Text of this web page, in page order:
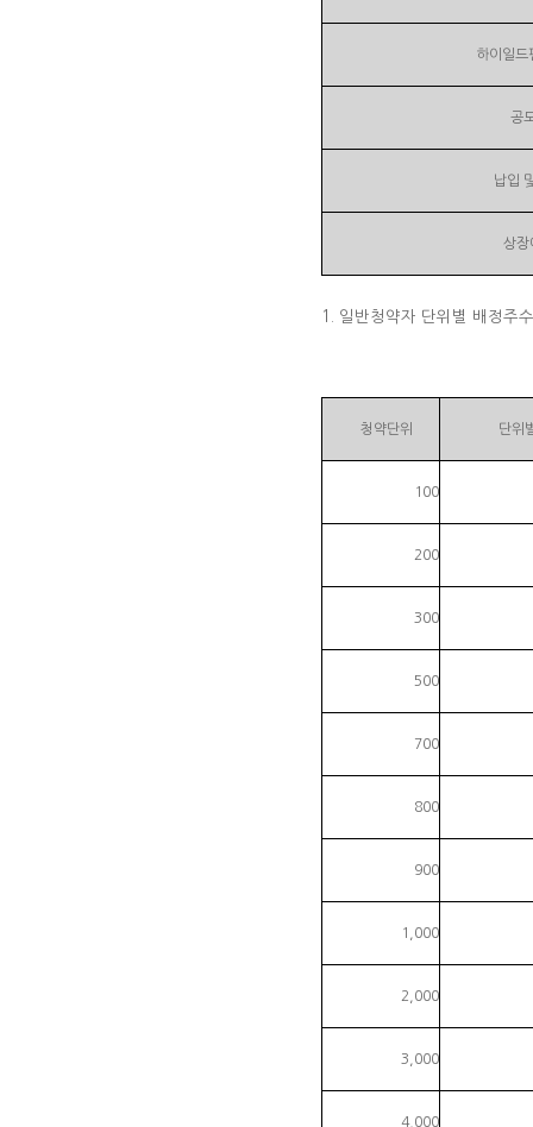
하이일드
공
납입
상장
1. 일반청약자 단위별 배정주
청약단위 단위
100
200
300
500
700
800
900
1,000
2,000
3,000
4,000